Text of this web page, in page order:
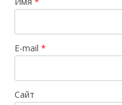
E-mail *
Сайт